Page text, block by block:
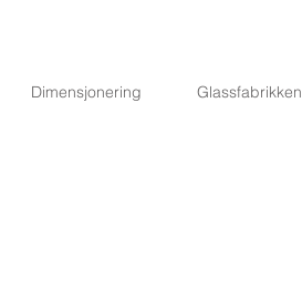
Dimensjonering Glassfabrikken